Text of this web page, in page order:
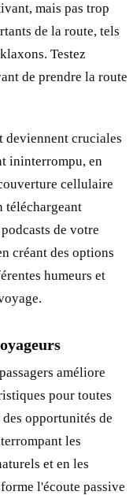
mais pas trop
de la route, tels
Testez
de prendre la route
deviennent cruciales
ininterrompu, en
cellulaire
téléchargeant
de votre
créant des options
humeurs et
améliore
pour toutes
opportunités de
les
et en les
l'écoute passive